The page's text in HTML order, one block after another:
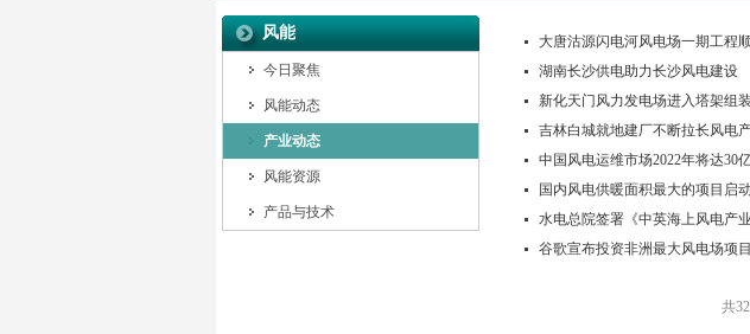
风能
今日聚焦
风能动态
产业动态
风能资源
产品与技术
大唐沽源闪电河风电场一期工程
湖南长沙供电助力长沙风电建设
新化天门风力发电场进入塔架组
吉林白城就地建厂不断拉长风电
中国风电运维市场2022年将达30
国内风电供暖面积最大的项目启动
水电总院签署《中英海上风电产
谷歌宣布投资非洲最大风电场项目
共